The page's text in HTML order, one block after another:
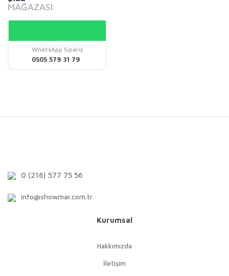
MAĞAZASI
WhatsApp Sipariş
0505 579 31 79
0 (216) 577 75 56
info@showmar.com.tr
Kurumsal
Hakkımızda
İletişim